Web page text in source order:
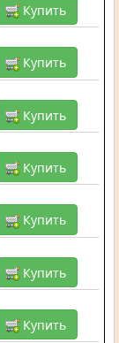
Купить
Купить
Купить
Купить
Купить
Купить
Купить